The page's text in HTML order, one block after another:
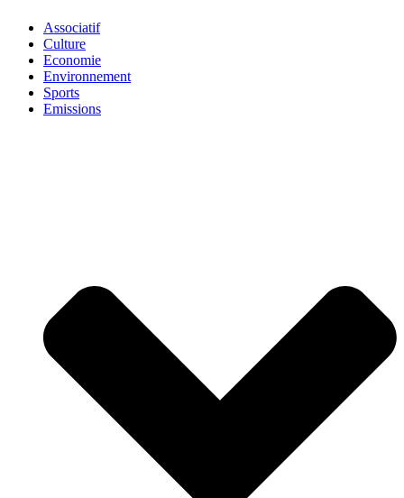
Associatif
Culture
Economie
Environnement
Sports
Emissions